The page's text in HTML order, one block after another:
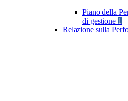
Piano della
di gestione 1
Relazione sulla